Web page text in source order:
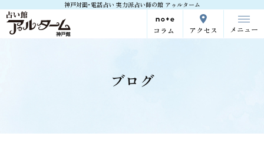
神戸対面･電話占い 実力派占い師の館 アゥルターム
コラム アクセス メニュー
ブログ